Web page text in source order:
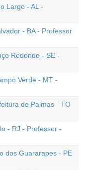
Largo - AL -
- BA - Professor
Redondo - SE -
Verde - MT -
de Palmas - TO
- RJ - Professor -
dos Guararapes - PE